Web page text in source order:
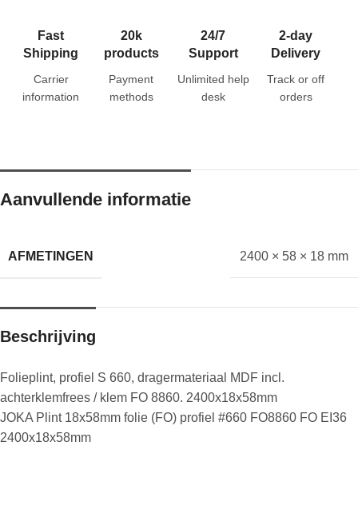
Fast
Shipping
Carrier
information
20k
products
Payment
methods
24/7
Support
Unlimited help
desk
2-day
Delivery
Track or off
orders
Aanvullende informatie
AFMETINGEN 2400 × 58 × 18 mm
Beschrijving
Folieplint, profiel S 660, dragermateriaal MDF incl.
achterklemfrees / klem FO 8860. 2400x18x58mm
JOKA Plint 18x58mm folie (FO) profiel #660 FO8860 FO EI36
2400x18x58mm